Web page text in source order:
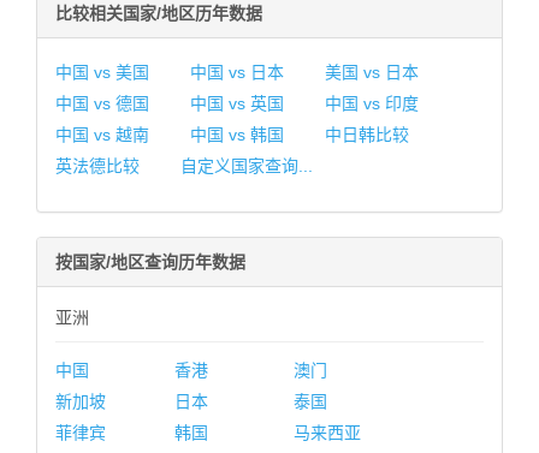
比较相关国家/地区历年数据
中国 vs 美国 中国 vs 日本
美国 vs 日本
中国 vs 德国
中国 vs 英国
中国 vs 印度
中国 vs 越南
中国 vs 韩国
中日韩比较
英法德比较
自定义国家查询...
按国家/地区查询历年数据
亚洲
中国 香港
澳门
新加坡
日本
泰国
菲律宾
韩国
马来西亚